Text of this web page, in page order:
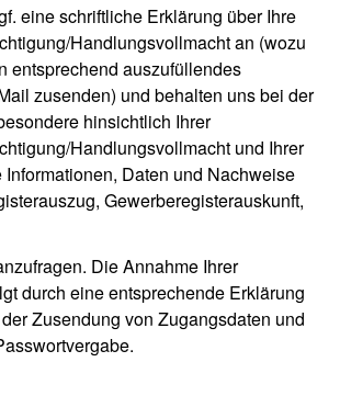
eine schriftliche Erklärung über Ihre
Handlungsvollmacht an (wozu
entsprechend auszufüllendes
zusenden) und behalten uns bei der
hinsichtlich Ihrer
Handlungsvollmacht und Ihrer
Informationen, Daten und Nachweise
Gewerberegisterauskunft,
Die Annahme Ihrer
durch eine entsprechende Erklärung
Zusendung von Zugangsdaten und